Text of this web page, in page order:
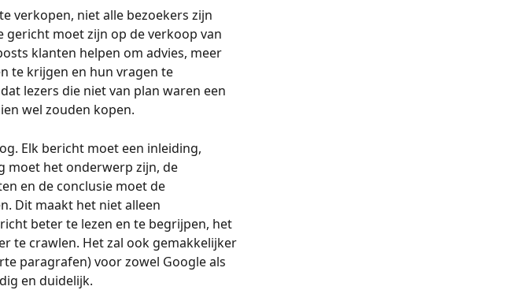
verkopen, niet alle bezoekers zijn
gericht moet zijn op de verkoop van
klanten helpen om advies, meer
te krijgen en hun vragen te
lezers die niet van plan waren een
wel zouden kopen.
Elk bericht moet een inleiding,
moet het onderwerp zijn, de
en de conclusie moet de
Dit maakt het niet alleen
beter te lezen en te begrijpen, het
te crawlen. Het zal ook gemakkelijker
paragrafen) voor zowel Google als
en duidelijk.